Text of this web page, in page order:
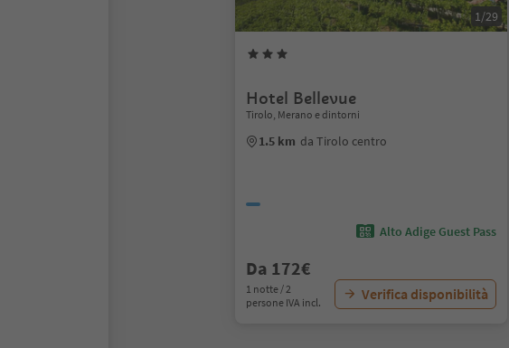
1/29
Hotel Bellevue
Tirolo, Merano e dintorni
1.5 km da Tirolo centro
Alto Adige Guest Pass
Da 172€
1 notte / 2
persone IVA incl.
Verifica disponibilità